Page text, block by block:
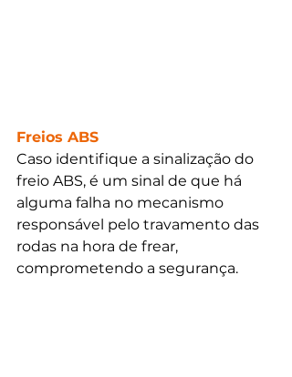
Freios ABS
Caso identifique a sinalização do
freio ABS, é um sinal de que há
alguma falha no mecanismo
responsável pelo travamento das
rodas na hora de frear,
comprometendo a segurança.